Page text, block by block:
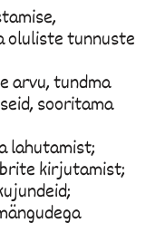
oluliste tunnuste
arvu, tundma
sooritama
lahutamist;
kirjutamist;